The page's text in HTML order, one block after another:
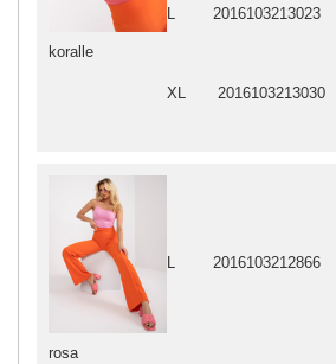
koralle
L 2016103213023
XL 2016103213030
rosa
2016103212866